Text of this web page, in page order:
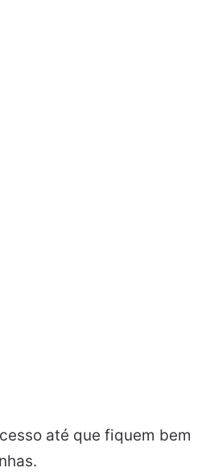
até que fiquem bem